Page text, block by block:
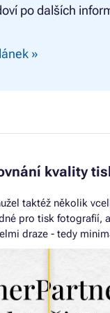
po dalších
»
kvality
taktéž několik
pro tisk fotografií,
draze - tedy